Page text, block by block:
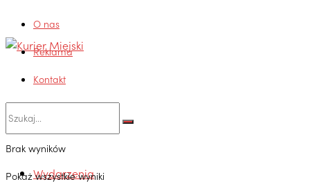
O nas
Reklama
Kontakt
Brak wyników
Pokaż wszystkie wyniki
Wydarzenia